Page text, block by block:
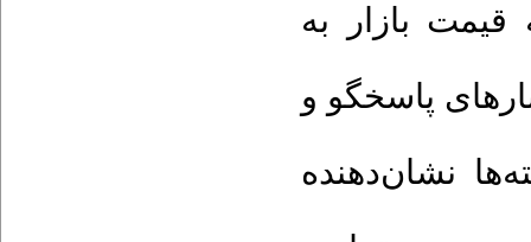
بازار به
۴۷٪ در مصرف بارهای پاسخگو و
نشان‌دهنده